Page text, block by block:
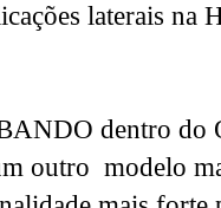
laterais na
dentro do
outro modelo